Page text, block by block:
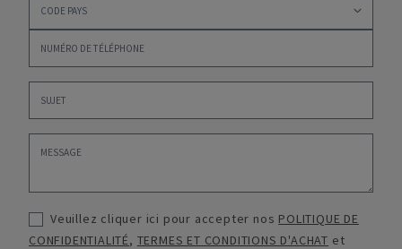
Veuillez cliquer ici pour accepter nos POLITIQUE DE
CONFIDENTIALITÉ, TERMES ET CONDITIONS D'ACHAT et